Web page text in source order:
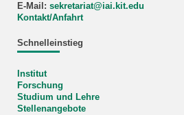
E-Mail: sekretariat@iai.kit.edu
Kontakt/Anfahrt
Schnelleinstieg
Institut
Forschung
Studium und Lehre
Stellenangebote